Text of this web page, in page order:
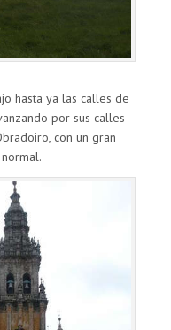
hasta ya las calles de
por sus calles
con un gran